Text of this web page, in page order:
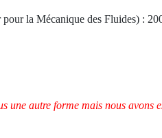
la Mécanique des Fluides) :
autre forme mais nous avons